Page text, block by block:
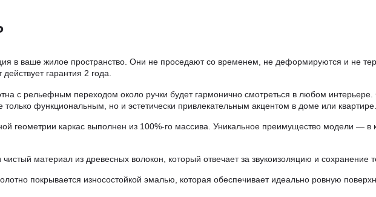
в ваше жилое пространство. Они не проседают со временем, не деформируются и не
гарантия 2 года.
с рельефным переходом около ручки будет гармонично смотреться в любом
функциональным, но и эстетически привлекательным акцентом в доме или квартире.
геометрии каркас выполнен из 100%-го массива. Уникальное преимущество модели — в
материал из древесных волокон, который отвечает за звукоизоляцию и сохранение
покрывается износостойкой эмалью, которая обеспечивает идеально ровную